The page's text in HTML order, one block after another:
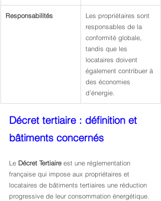
Responsabilités
Les propriétaires sont
responsables de la
conformité globale,
tandis que les
locataires doivent
également contribuer à
des économies
d’énergie.
Décret tertiaire : définition et
bâtiments concernés
Le Décret Tertiaire est une réglementation
française qui impose aux propriétaires et
locataires de bâtiments tertiaires une réduction
progressive de leur consommation énergétique.